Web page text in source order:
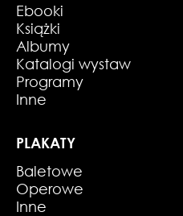
Ebooki
Książki
Albumy
Katalogi wystaw
Programy
Inne
PLAKATY
Baletowe
Operowe
Inne